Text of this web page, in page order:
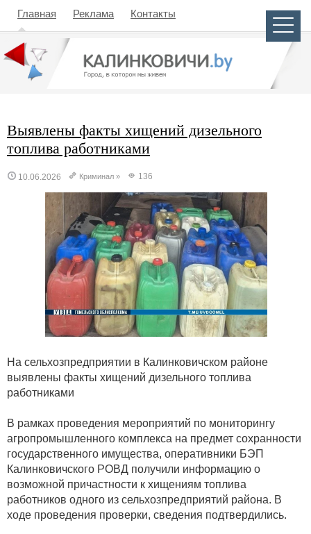
Главная Реклама Контакты
Выявлены факты хищений дизельного
топлива работниками
10.06.2026 Криминал » 136
На сельхозпредприятии в Калинковичском районе
выявлены факты хищений дизельного топлива
работниками
В рамках проведения мероприятий по мониторингу
агропромышленного комплекса на предмет сохранности
государственного имущества, оперативники БЭП
Калинковичского РОВД получили информацию о
возможной причастности к хищениям топлива
работников одного из сельхозпредприятий района. В
ходе проведения проверки, сведения подтвердились.